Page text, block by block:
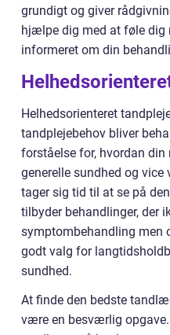
grundigt og giver
hjælpe dig med at føle dig
informeret om din
Helhedsorienteret
tandplejebehov bliver
forståelse for, hvordan din
generelle sundhed og
tager sig tid til at se på
tilbyder behandlinger, der
symptombehandling men
godt valg for
sundhed.
At finde den bedste
være en besværlig opgave.